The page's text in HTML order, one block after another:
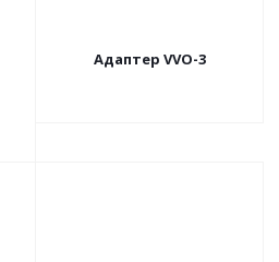
Адаптер VVO-3